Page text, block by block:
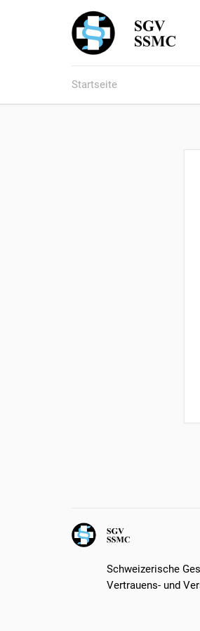
Startseite
Schweizerische
Vertrauens- und